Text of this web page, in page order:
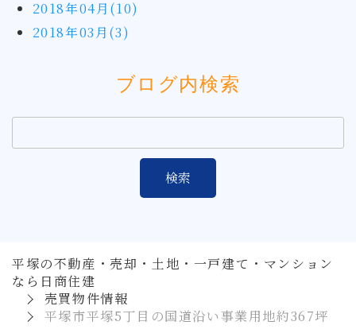
2018年04月(10)
2018年03月(3)
ブログ内検索
平塚の不動産・売却・土地・一戸建て・マンション
なら日商住建
売買物件情報
平塚市平塚5丁目の国道沿い事業用地約367坪